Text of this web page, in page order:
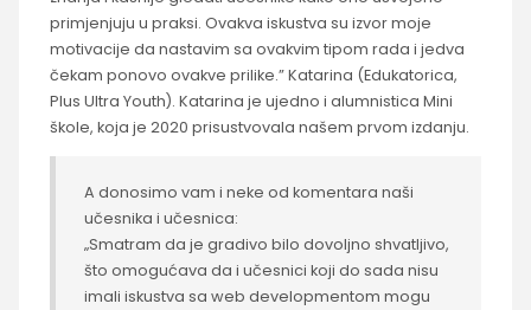
primjenjuju u praksi. Ovakva iskustva su izvor moje
motivacije da nastavim sa ovakvim tipom rada i jedva
čekam ponovo ovakve prilike.” Katarina (Edukatorica,
Plus Ultra Youth). Katarina je ujedno i alumnistica Mini
škole, koja je 2020 prisustvovala našem prvom izdanju.
A donosimo vam i neke od komentara naši
učesnika i učesnica:
„Smatram da je gradivo bilo dovoljno shvatljivo,
što omogućava da i učesnici koji do sada nisu
imali iskustva sa web developmentom mogu